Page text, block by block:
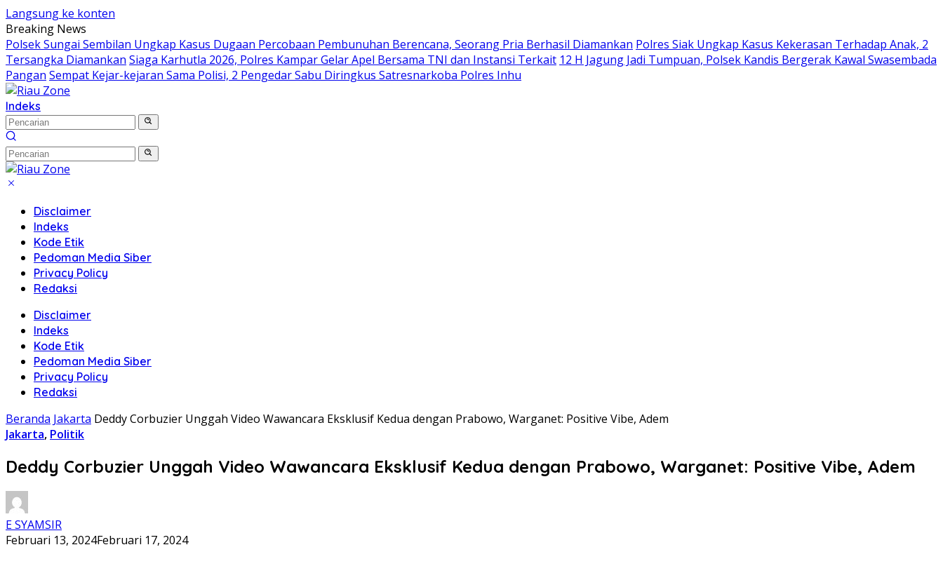
Langsung ke konten
Breaking News
Polsek Sungai Sembilan Ungkap Kasus Dugaan Percobaan Pembunuhan Berencana, Seorang Pria Berhasil Diamankan Polres Siak Ungkap Kasus Kekerasan Terhadap Anak, 2
Tersangka Diamankan Siaga Karhutla 2026, Polres Kampar Gelar Apel Bersama TNI dan Instansi Terkait 12 H Jagung Jadi Tumpuan, Polsek Kandis Bergerak Kawal Swasembada
Pangan Sempat Kejar-kejaran Sama Polisi, 2 Pengedar Sabu Diringkus Satresnarkoba Polres Inhu
Indeks
Disclaimer
Indeks
Kode Etik
Pedoman Media Siber
Privacy Policy
Redaksi
Disclaimer
Indeks
Kode Etik
Pedoman Media Siber
Privacy Policy
Redaksi
Beranda Jakarta Deddy Corbuzier Unggah Video Wawancara Eksklusif Kedua dengan Prabowo, Warganet: Positive Vibe, Adem
Jakarta, Politik
Deddy Corbuzier Unggah Video Wawancara Eksklusif Kedua dengan Prabowo, Warganet: Positive Vibe, Adem
E SYAMSIR
Februari 13, 2024Februari 17, 2024